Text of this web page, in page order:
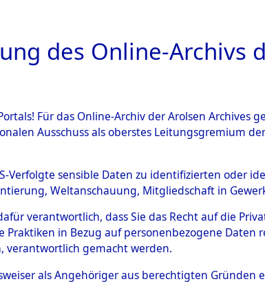
ARCHIVALE
von Daten
und unbekannte
und
(84609070)
des Online-Archivs
Für das Online-Archiv der Arolsen
Ausschuss als oberstes Leitungsgremium
Verfolgte sensible Daten zu identifizierten oder
Weltanschauung, Mitgliedschaft in
verantwortlich, dass Sie das Recht auf die
in Bezug auf personenbezogene
verantwortlich gemacht werden.
als Angehöriger aus berechtigten